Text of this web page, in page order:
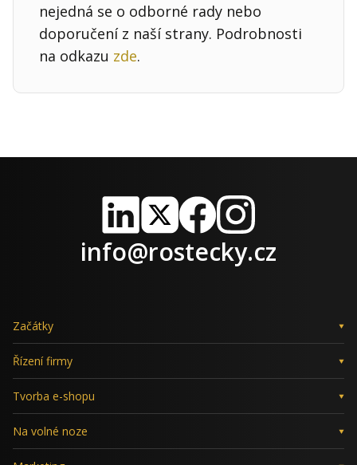
nejedná se o odborné rady nebo
doporučení z naší strany. Podrobnosti
na odkazu zde.
LinkedIn
X FacebookInstagram
info@rostecky.cz
Začátky
Řízení firmy
Tvorba e-shopu
Na volné noze